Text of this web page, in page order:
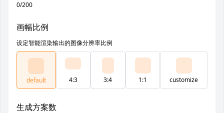
0/200
画幅比例
设定智能渲染输出的图像分辨率比例
default 4:3 3:4 1:1 customize
生成方案数